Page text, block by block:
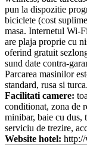
pun la dispozitie
biciclete (cost
masa. Internetul Wi-
are plaja proprie cu
oferind gratuit
sund date contra-
Parcarea masinilor
standard, rusa si turca.
Facilitati camere:
conditionat, zona de
minibar, baie cu dus,
serviciu de trezire,
Website hotel: